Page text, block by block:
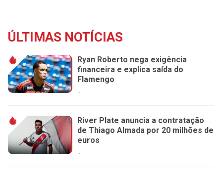
ÚLTIMAS NOTÍCIAS
Ryan Roberto nega exigência
financeira e explica saída do
Flamengo
...
River Plate anuncia a contratação
de Thiago Almada por 20 milhões de
euros
...